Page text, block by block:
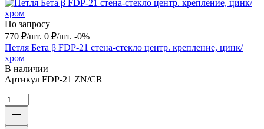
По запросу
770 ₽/шт. 0 ₽/шт. -0%
Петля Бета β FDP-21 стена-стекло центр. крепление, цинк/
хром
В наличии
Артикул FDP-21 ZN/CR